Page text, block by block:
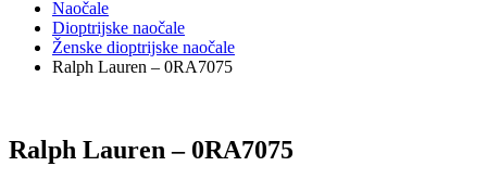
Naočale
Dioptrijske naočale
Ženske dioptrijske naočale
Ralph Lauren – 0RA7075
Ralph Lauren – 0RA7075